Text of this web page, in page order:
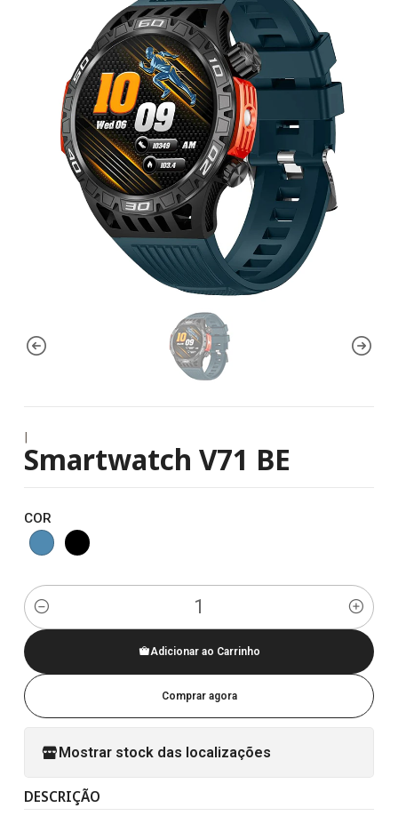
|
Smartwatch V71 BE
COR
Quantidade
Adicionar ao Carrinho
Comprar agora
Mostrar stock das localizações
DESCRIÇÃO